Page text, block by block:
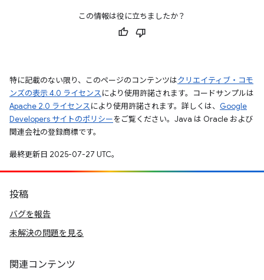
この情報は役に立ちましたか？
特に記載のない限り、このページのコンテンツはクリエイティブ・コモ
ンズの表示 4.0 ライセンスにより使用許諾されます。コードサンプルは
Apache 2.0 ライセンスにより使用許諾されます。詳しくは、 Google
Developers サイトのポリシーをご覧ください。Java は Oracle および
関連会社の登録商標です。
最終更新日 2025-07-27 UTC。
投稿
バグを報告
未解決の問題を見る
関連コンテンツ